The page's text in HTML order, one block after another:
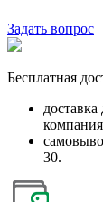
Задать вопрос
Бесплатная
30.